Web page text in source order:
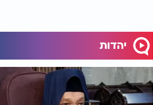
יהדות